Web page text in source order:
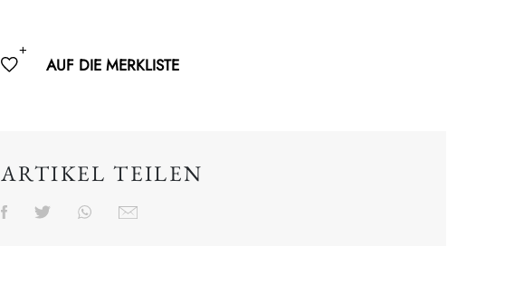
AUF DIE MERKLISTE
ARTIKEL TEILEN